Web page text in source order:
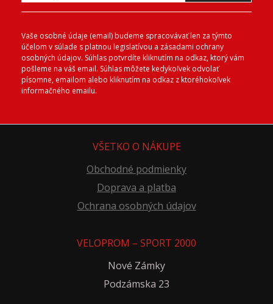
Vaše osobné údaje (email) budeme spracovávať len za týmto
účelom v súlade s platnou legislatívou a zásadami ochrany
osobných údajov. Súhlas potvrdíte kliknutím na odkaz, ktorý vám
pošleme na váš email. Súhlas môžete kedykoľvek odvolať
písomne, emailom alebo kliknutím na odkaz z ktoréhokoľvek
informačného emailu.
VŠETKO O NÁKUPE
Obchodné podmienky
Doprava a platba
Ochrana osobných údajov
VELOPROM – SPORT 2000
Nové Zámky
Podzámska 23